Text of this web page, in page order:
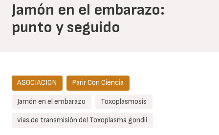
Jamón en el embarazo:
punto y seguido
ASOCIACION Parir Con Ciencia
Jamón en el embarazo Toxoplasmosis
vías de transmisión del Toxoplasma gondii